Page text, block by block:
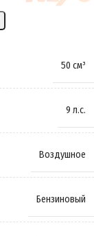
50 см³
9 л.с.
Воздушное
Бензиновый